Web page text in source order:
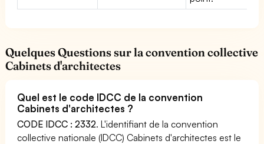
Quelques Questions sur la convention collective
Cabinets d'architectes
Quel est le code IDCC de la convention
Cabinets d'architectes ?
CODE IDCC : 2332. L'identifiant de la convention
collective nationale (IDCC) Cabinets d'architectes est le